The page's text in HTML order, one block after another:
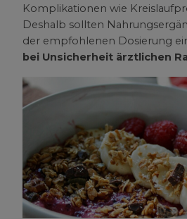
Komplikationen wie
Deshalb sollten
der empfohlenen Dosierung
bei Unsicherheit ärztlichen